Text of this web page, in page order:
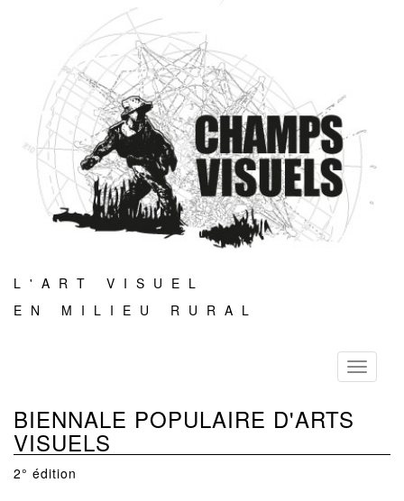
L'ART VISUEL
EN MILIEU RURAL
Toggle
BIENNALE POPULAIRE D'ARTS
VISUELS
2° édition